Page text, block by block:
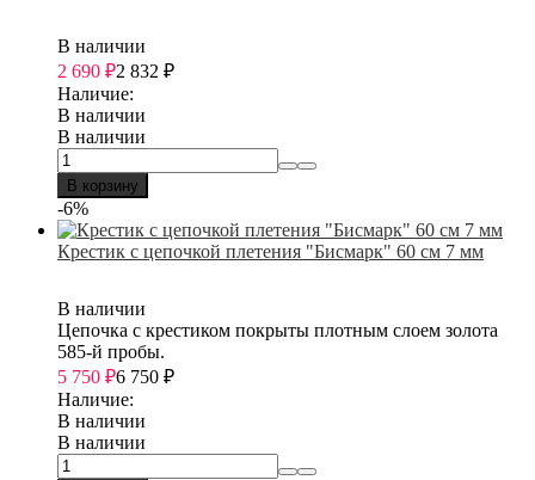
В наличии
2 690 ₽2 832 ₽
Наличие:
В наличии
В наличии
В корзину
-6%
Крестик с цепочкой плетения "Бисмарк" 60 см 7 мм
В наличии
Цепочка с крестиком покрыты плотным слоем золота
585-й пробы.
5 750 ₽6 750 ₽
Наличие:
В наличии
В наличии